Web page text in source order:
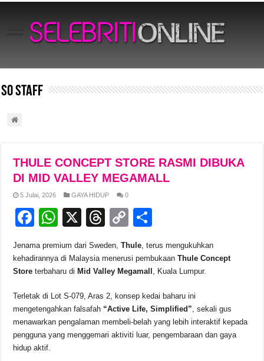
SO Staff
THULE CONCEPT STORE RASMI DIBUKA
DI MID VALLEY MEGAMALL
5 Julai, 2026 GAYA HIDUP 0
F
c
e
b
o
o
k
W
at
s
A
p
p
X
T
e
a
d
s
C
p
y
Li
n
k
ar
e
Jenama premium dari Sweden,Thule, terus mengukuhkan
kehadirannya di Malaysia menerusi pembukaanThule Concept
Store terbaharu di Mid Valley Megamall , Kuala Lumpur.
Terletak di Lot S-079, Aras 2, konsep kedai baharu ini
mengetengahkan falsafah “Active Life, Simplified”, sekali gus
menawarkan pengalaman membeli-belah yang lebih interaktif kepada
pengguna yang menggemari aktiviti luar, pengembaraan dan gaya
hidup aktif.